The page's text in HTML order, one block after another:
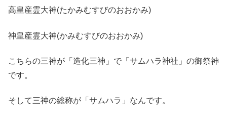
高皇産霊大神(たかみむすびのおおかみ)
神皇産霊大神(かみむすびのおおかみ)
こちらの三神が「造化三神」で「サムハラ神社」の御祭神
です。
そして三神の総称が「サムハラ」なんです。